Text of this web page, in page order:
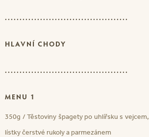
..........................................
HLAVNÍ CHODY
..........................................
MENU 1
350g / Těstoviny špagety po uhlířsku s
lístky čerstvé rukoly a parmezánem